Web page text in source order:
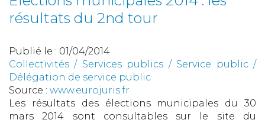
résultats du 2nd tour
Publié le : 01/04/2014
Collectivités / Services publics / Service public /
Délégation de service public
Source : www.eurojuris.fr
Les résultats des élections municipales du 30
mars 2014 sont consultables sur le site du